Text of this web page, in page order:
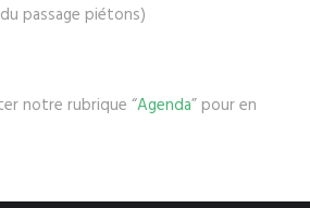
passage piétons)
notre rubrique “Agenda” pour en